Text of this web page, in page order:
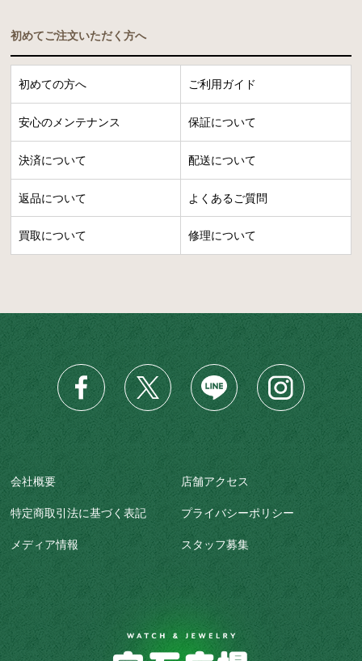
初めてご注文いただく方へ
初めての方へ ご利用ガイド
安心のメンテナンス 保証について
決済について 配送について
返品について よくあるご質問
買取について 修理について
会社概要 店舗アクセス
特定商取引法に基づく表記 プライバシーポリシー
メディア情報 スタッフ募集